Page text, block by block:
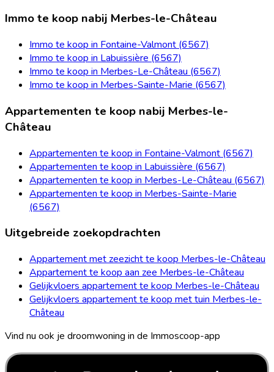
Immo te koop nabij Merbes-le-Château
Immo te koop in Fontaine-Valmont (6567)
Immo te koop in Labuissière (6567)
Immo te koop in Merbes-Le-Château (6567)
Immo te koop in Merbes-Sainte-Marie (6567)
Appartementen te koop nabij Merbes-le-
Château
Appartementen te koop in Fontaine-Valmont (6567)
Appartementen te koop in Labuissière (6567)
Appartementen te koop in Merbes-Le-Château (6567)
Appartementen te koop in Merbes-Sainte-Marie
(6567)
Uitgebreide zoekopdrachten
Appartement met zeezicht te koop Merbes-le-Château
Appartement te koop aan zee Merbes-le-Château
Gelijkvloers appartement te koop Merbes-le-Château
Gelijkvloers appartement te koop met tuin Merbes-le-
Château
Vind nu ook je droomwoning in de Immoscoop-app